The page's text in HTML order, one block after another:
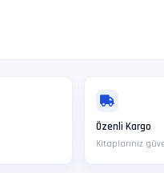
Özenli Kargo
Kitaplarınız